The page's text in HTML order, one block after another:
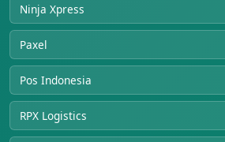
Ninja Xpress
Paxel
Pos Indonesia
RPX Logistics